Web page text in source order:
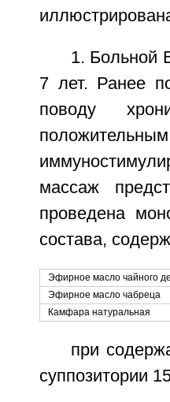
1. Больной
7 лет. Ранее
поводу
массаж
проведена
состава,
Эфирное масло чайного
Эфирное масло чабреца
Камфара натуральная
при
суппозитории